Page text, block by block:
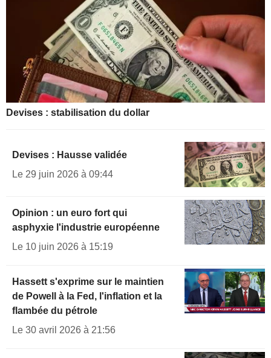
Devises : stabilisation du dollar
Devises : Hausse validée
Le 29 juin 2026 à 09:44
Opinion : un euro fort qui
asphyxie l'industrie européenne
Le 10 juin 2026 à 15:19
Hassett s'exprime sur le maintien
de Powell à la Fed, l'inflation et la
flambée du pétrole
Le 30 avril 2026 à 21:56